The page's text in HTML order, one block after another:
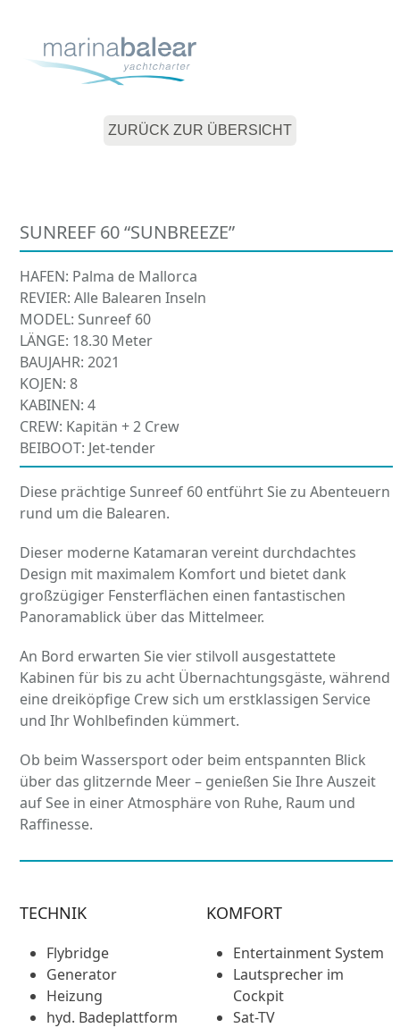
contentmobile
menu
mobile
menu
ZURÜCK ZUR ÜBERSICHT
SUNREEF 60 “SUNBREEZE”
HAFEN: Palma de Mallorca
REVIER: Alle Balearen Inseln
MODEL: Sunreef 60
LÄNGE: 18.30 Meter
BAUJAHR: 2021
KOJEN: 8
KABINEN: 4
CREW: Kapitän + 2 Crew
BEIBOOT: Jet-tender
Diese prächtige Sunreef 60 entführt Sie zu Abenteuern
rund um die Balearen.
Dieser moderne Katamaran vereint durchdachtes
Design mit maximalem Komfort und bietet dank
großzügiger Fensterflächen einen fantastischen
Panoramablick über das Mittelmeer.
An Bord erwarten Sie vier stilvoll ausgestattete
Kabinen für bis zu acht Übernachtungsgäste, während
eine dreiköpfige Crew sich um erstklassigen Service
und Ihr Wohlbefinden kümmert.
Ob beim Wassersport oder beim entspannten Blick
über das glitzernde Meer – genießen Sie Ihre Auszeit
auf See in einer Atmosphäre von Ruhe, Raum und
Raffinesse.
TECHNIK
Flybridge
Generator
Heizung
hyd. Badeplattform
KOMFORT
Entertainment System
Lautsprecher im
Cockpit
Sat-TV